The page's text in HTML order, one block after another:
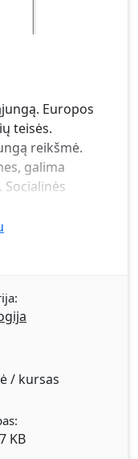
Europos
teisės.
reikšmė.
galima
/ kursas
KB